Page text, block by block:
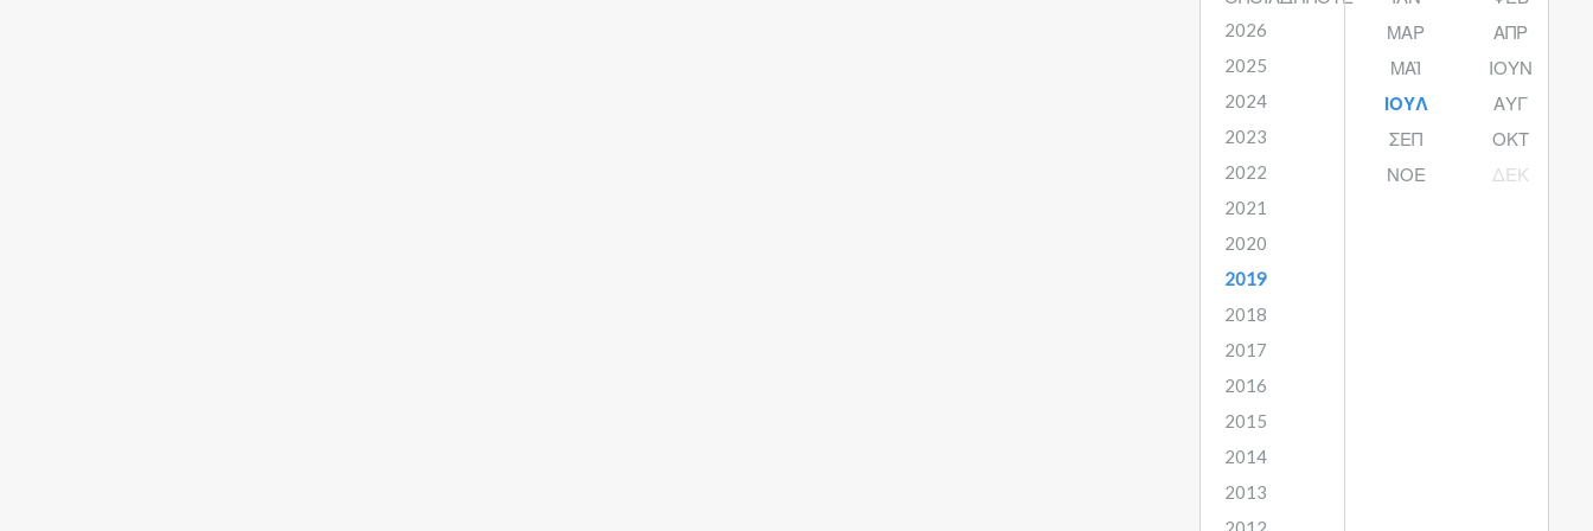
2026
2025
2024
2023
2022
2021
2020
2019
2018
2017
2016
2015
2014
2013
ΜΑΡ
ΑΠΡ
ΜΑΪ́
ΙΟΥΝ
ΙΟΥΛ
ΑΥΓ
ΣΕΠ
ΟΚΤ
ΝΟΕ
ΔΕΚ